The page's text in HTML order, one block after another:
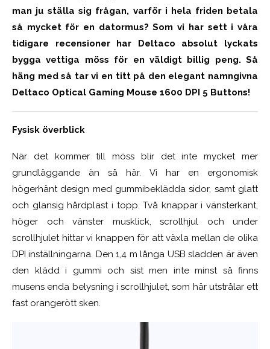
man ju ställa sig frågan, varför i hela friden betala
så mycket för en datormus? Som vi har sett i våra
tidigare recensioner har Deltaco absolut lyckats
bygga vettiga möss för en väldigt billig peng. Så
häng med så tar vi en titt på den elegant namngivna
Deltaco Optical Gaming Mouse 1600 DPI 5 Buttons!
Fysisk överblick
När det kommer till möss blir det inte mycket mer
grundläggande än så här. Vi har en ergonomisk
högerhänt design med gummibeklädda sidor, samt glatt
och glansig hårdplast i topp. Två knappar i vänsterkant,
höger och vänster musklick, scrollhjul och under
scrollhjulet hittar vi knappen för att växla mellan de olika
DPI inställningarna. Den 1,4 m långa USB sladden är även
den klädd i gummi och sist men inte minst så finns
musens enda belysning i scrollhjulet, som här utstrålar ett
fast orangerött sken.